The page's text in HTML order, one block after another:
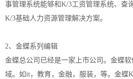
事管理系统能够和K/3工资管理系统、查
K/3基础人力资源管理解决方案。
2、金蝶系列编辑
金蝶总公司已经是一家上市公司。金蝶
域。如it，教育，金融，服装，等。金蝶